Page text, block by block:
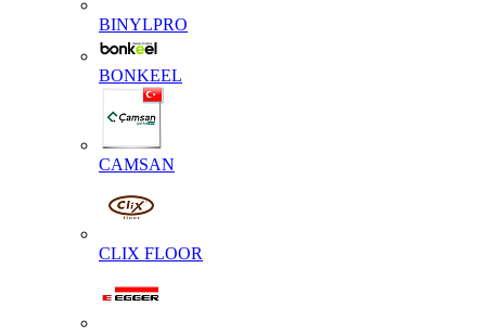
BINYLPRO
BONKEEL
CAMSAN
CLIX FLOOR